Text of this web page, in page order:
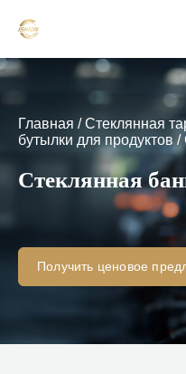
Главная /Стеклянная
бутылки для продуктов /
Стеклянная
Получить ценовое